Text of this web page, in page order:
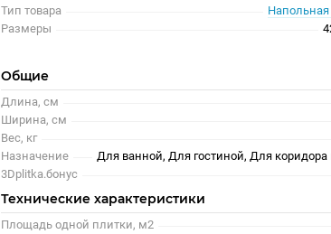
Тип товара
Размеры
Общие
Длина, см
Ширина, см
Вес, кг
Назначение
Для ванной, Для гостиной, Для коридора
3Dplitka.бонус
Технические характеристики
Площадь одной плитки, м2